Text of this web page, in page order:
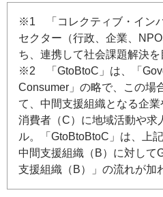
※1 「コレクティブ・イン
セクター（行政、企業、
ち、連携して社会課題解決を
※2 「 GtoBtoC 」は、「
Consumer 」の略で、この場
て、中間支援組織となる企業
消費者（C）に地域活動や求
ル。「 GtoBtoBtoC 」は、上記
中間支援組織（B）に対して
支援組織（B）」の流れが加